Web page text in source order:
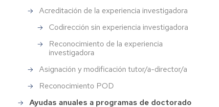
Acreditación de la experiencia investigadora
Codirección sin experiencia investigadora
Reconocimiento de la experiencia
investigadora
Asignación y modificación tutor/a-director/a
Reconocimiento POD
Ayudas anuales a programas de doctorado